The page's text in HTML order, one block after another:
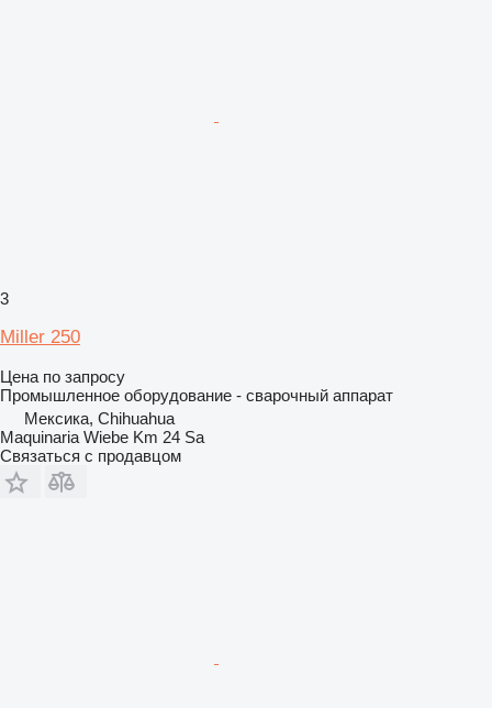
3
Miller 250
Цена по запросу
Промышленное оборудование - сварочный аппарат
Мексика, Chihuahua
Maquinaria Wiebe Km 24 Sa
Связаться с продавцом